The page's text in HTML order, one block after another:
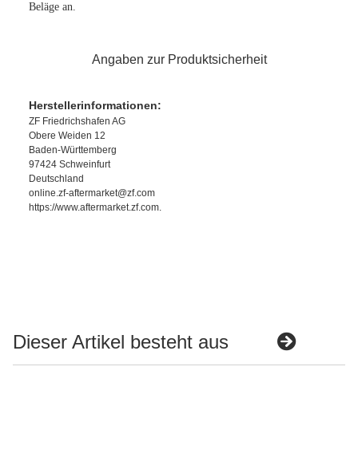
Beläge an.
Angaben zur Produktsicherheit
Herstellerinformationen:
ZF Friedrichshafen AG
Obere Weiden 12
Baden-Württemberg
97424 Schweinfurt
Deutschland
online.zf-aftermarket@zf.com
https://www.aftermarket.zf.com.
Dieser Artikel besteht aus